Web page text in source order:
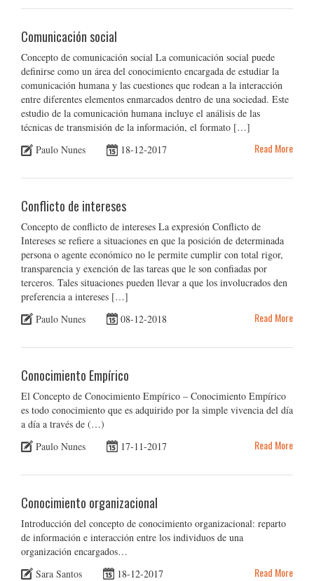
Comunicación social
Concepto de comunicación social La comunicación social puede
definirse como un área del conocimiento encargada de estudiar la
comunicación humana y las cuestiones que rodean a la interacción
entre diferentes elementos enmarcados dentro de una sociedad. Este
estudio de la comunicación humana incluye el análisis de las
técnicas de transmisión de la información, el formato […]
Paulo Nunes
18-12-2017 Read More
Conflicto de intereses
Concepto de conflicto de intereses La expresión Conflicto de
Intereses se refiere a situaciones en que la posición de determinada
persona o agente económico no le permite cumplir con total rigor,
transparencia y exención de las tareas que le son confiadas por
terceros. Tales situaciones pueden llevar a que los involucrados den
preferencia a intereses […]
Paulo Nunes
08-12-2018 Read More
Conocimiento Empírico
El Concepto de Conocimiento Empírico – Conocimiento Empírico
es todo conocimiento que es adquirido por la simple vivencia del día
a día a través de (…)
Paulo Nunes
17-11-2017 Read More
Conocimiento organizacional
Introducción del concepto de conocimiento organizacional: reparto
de información e interacción entre los individuos de una
organización encargados…
Sara Santos
18-12-2017 Read More